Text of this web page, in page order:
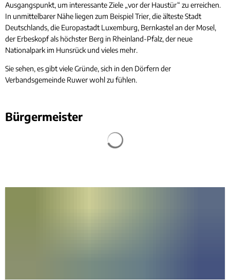
Ausgangspunkt, um interessante Ziele „vor der Haustür“ zu erreichen.
In unmittelbarer Nähe liegen zum Beispiel Trier, die älteste Stadt
Deutschlands, die Europastadt Luxemburg, Bernkastel an der Mosel,
der Erbeskopf als höchster Berg in Rheinland-Pfalz, der neue
Nationalpark im Hunsrück und vieles mehr.
Sie sehen, es gibt viele Gründe, sich in den Dörfern der
Verbandsgemeinde Ruwer wohl zu fühlen.
Bürgermeister